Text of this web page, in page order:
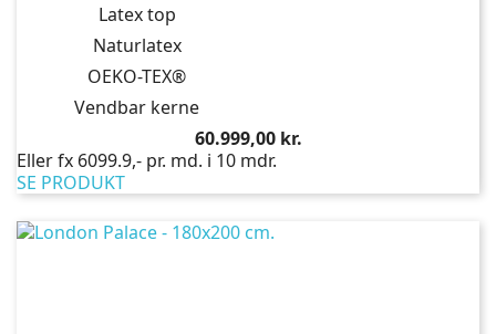
Latex top
Naturlatex
OEKO-TEX®
Vendbar kerne
Pris
60.999,00 kr.
Eller fx 6099.9,- pr. md. i 10 mdr.
SE PRODUKT